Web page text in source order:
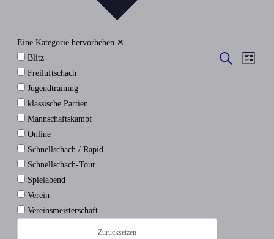
Suche
Liste
Eine Kategorie hervorheben ✕
Blitz
Freiluftschach
Jugendtraining
klassische Partien
Mannschaftskampf
Online
Schnellschach / Rapid
Schnellschach-Tour
Spielabend
Verein
Vereinsmeisterschaft
Zurücksetzen